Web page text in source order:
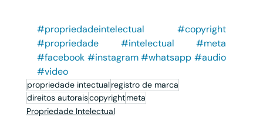
#propriedadeintelectual
#copyright
#propriedade
#intelectual
#meta
#facebook #instagram #whatsapp #audio
#video
propriedade intectualregistro de marca
direitos autoraiscopyrightmeta
Propriedade Intelectual